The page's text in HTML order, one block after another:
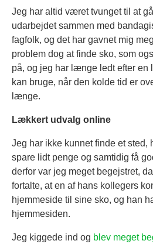
Jeg har altid været tvunget til at
udarbejdet sammen med
fagfolk, og det har gavnet mig
problem dog at finde sko, som
på, og jeg har længe ledt efter en
kan bruge, når den kolde tid er
længe.
Lækkert udvalg online
Jeg har ikke kunnet finde et sted,
spare lidt penge og samtidig få
derfor var jeg meget begejstret,
fortalte, at en af hans kollegers
hjemmeside til sine sko, og han
hjemmesiden.
Jeg kiggede ind og blev meget